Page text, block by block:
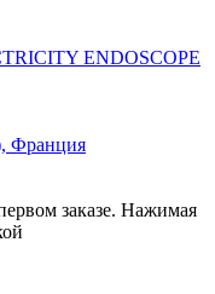
заказе. Нажимая